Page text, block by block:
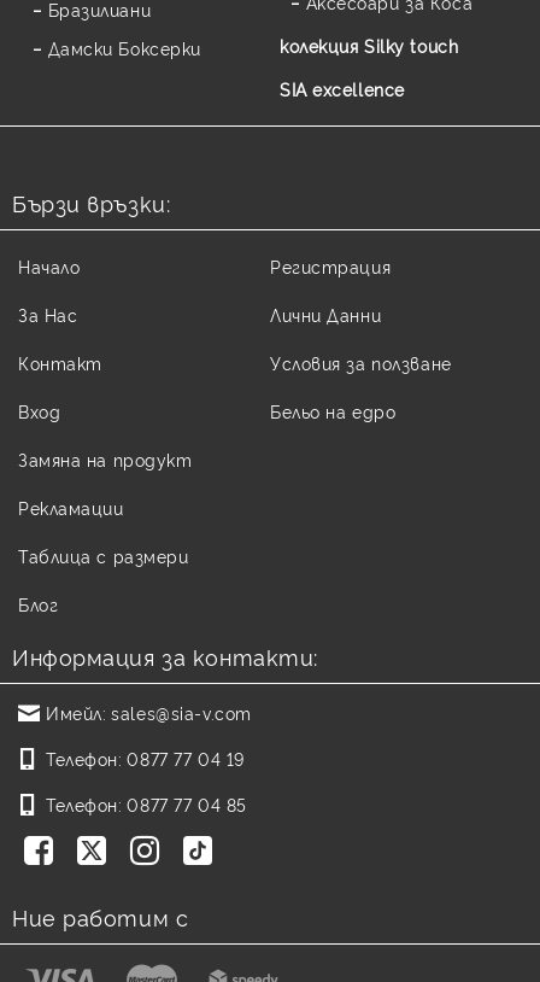
Бразилиани
Дамски Боксерки
колекция Silky touch
SIA excellence
Бързи връзки:
Начало
За Нас
Контакт
Вход
Регистрация
Лични Данни
Условия за ползване
Бельо на едро
Замяна на продукт
Рекламации
Таблица с размери
Блог
Информация за контакти:
Имейл: sales@sia-v.com
Телефон: 0877 77 04 19
Телефон: 0877 77 04 85
Ние работим с